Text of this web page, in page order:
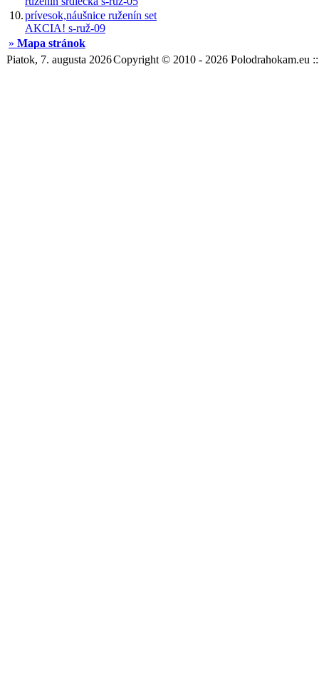
10.prívesok,náušnice ruženín set
AKCIA! s-ruž-09
» Mapa stránok
Piatok, 7. augusta 2026Copyright © 2010 - 2026 Polodrahokam.eu